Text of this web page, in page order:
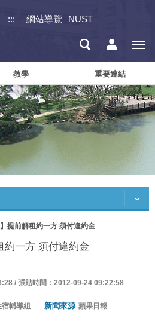
::: 網站導覽 NUST
教學 重要連結
】提前解租約一方 須付違約金
約一方 須付違約金
/ 張貼時間：2012-09-24 09:22:58
輔導組 新聞來源 蘋果日報